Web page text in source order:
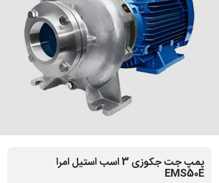
پمپ جت جکوزی 3 اسب استیل امرا
EMS50E